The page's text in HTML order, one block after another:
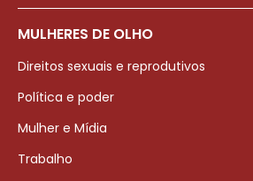
MULHERES DE OLHO
Direitos sexuais e reprodutivos
Política e poder
Mulher e Mídia
Trabalho